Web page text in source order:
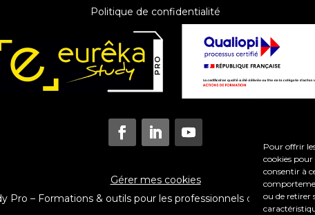
Pour offrir
cookies
consentir à
ou de retirer
Politique de confidentialité
Gérer mes cookies
Pro – Formations & outils pour les professionnels du coaching